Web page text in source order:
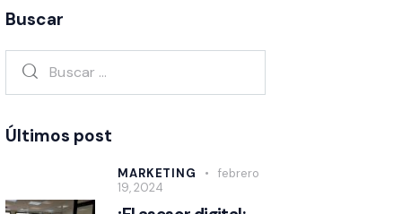
Buscar
Últimos post
MARKETING
febrero
19, 2024